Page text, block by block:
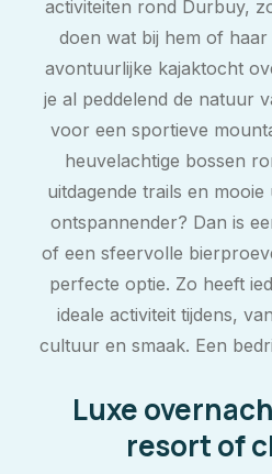
activiteiten rond Durbuy,
doen wat bij hem of
avontuurlijke kajaktocht
je al peddelend de natuur
voor een sportieve
heuvelachtige bossen
uitdagende trails en
ontspannender? Dan is
of een sfeervolle
perfecte optie. Zo heeft
ideale activiteit tijdens,
cultuur en smaak. Een
Luxe
resort of